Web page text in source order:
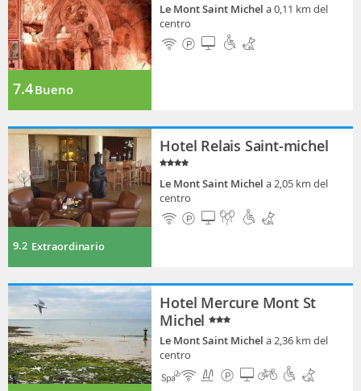
7.4Bueno
Le Mont Saint Michela 0,11 km del
centro
9.2 Extraordinario
Hotel Relais Saint-michel
Le Mont Saint Michela 2,05 km del
centro
Hotel Mercure Mont St
Michel
Le Mont Saint Michela 2,36 km del
centro